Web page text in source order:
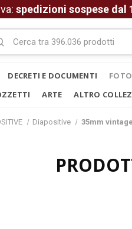
spedizioni sospese dal
DECRETI E DOCUMENTI
ARTE ALTRO
Diapositive 35mm